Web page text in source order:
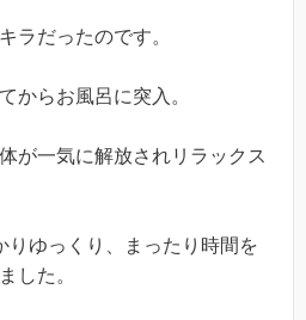
ラだったのです。
からお風呂に突入。
が一気に解放されリラックス
りゆっくり、まったり時間を
した。